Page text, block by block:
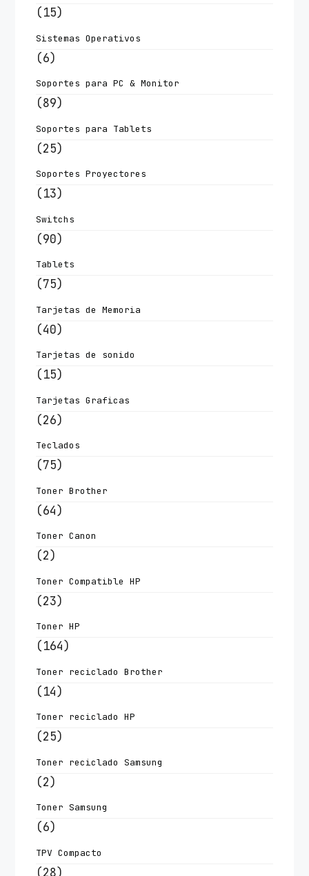
(15)
Sistemas Operativos
(6)
Soportes para PC & Monitor
(89)
Soportes para Tablets
(25)
Soportes Proyectores
(13)
Switchs
(90)
Tablets
(75)
Tarjetas de Memoria
(40)
Tarjetas de sonido
(15)
Tarjetas Graficas
(26)
Teclados
(75)
Toner Brother
(64)
Toner Canon
(2)
Toner Compatible HP
(23)
Toner HP
(164)
Toner reciclado Brother
(14)
Toner reciclado HP
(25)
Toner reciclado Samsung
(2)
Toner Samsung
(6)
TPV Compacto
(28)